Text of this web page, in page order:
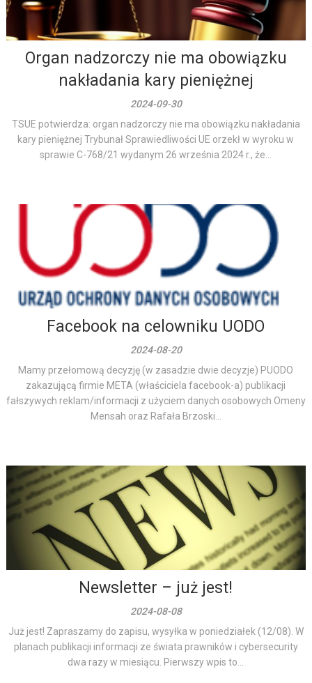
Organ nadzorczy nie ma obowiązku
nakładania kary pieniężnej
2024-09-30
TSUE potwierdza: organ nadzorczy nie ma obowiązku nakładania
kary pieniężnej Trybunał Sprawiedliwości UE orzekł w wyroku w
sprawie C-768/21 wydanym 26 września 2024 r., że...
Facebook na celowniku UODO
2024-08-20
Mamy przełomową decyzję (w zasadzie dwie decyzje) PUODO
zakazującą firmie META (właściciela facebook-a) publikacji
fałszywych reklam/informacji z użyciem danych osobowych Omeny
Mensah oraz Rafała Brzoski...
Newsletter – już jest!
2024-08-08
Już jest! Zapraszamy do zapisu, wysyłka w poniedziałek (12/08). W
planach publikacji informacji ze świata prawników i cybersecurity
dwa razy w miesiącu. Pierwszy wpis to...